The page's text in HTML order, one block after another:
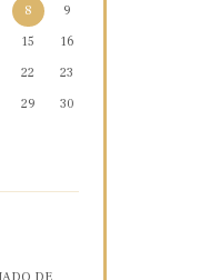
8
9
15
16
22
23
29
30